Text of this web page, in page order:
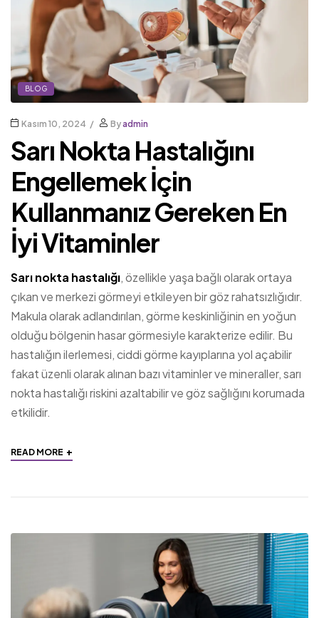
BLOG
Kasım 10, 2024 Byadmin
Sarı Nokta Hastalığını
Engellemek İçin
Kullanmanız Gereken En
İyi Vitaminler
Sarı nokta hastalığı, özellikle yaşa bağlı olarak ortaya
çıkan ve merkezi görmeyi etkileyen bir göz rahatsızlığıdır.
Makula olarak adlandırılan, görme keskinliğinin en yoğun
olduğu bölgenin hasar görmesiyle karakterize edilir. Bu
hastalığın ilerlemesi, ciddi görme kayıplarına yol açabilir
fakat üzenli olarak alınan bazı vitaminler ve mineraller, sarı
nokta hastalığı riskini azaltabilir ve göz sağlığını korumada
etkilidir.
READ MORE +